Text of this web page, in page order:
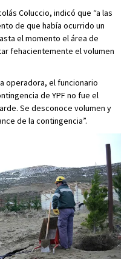
Coluccio, indicó que “a las
de que había ocurrido un
el momento el área de
fehacientemente el volumen
operadora, el funcionario
de YPF no fue el
Se desconoce volumen y
de la contingencia”.